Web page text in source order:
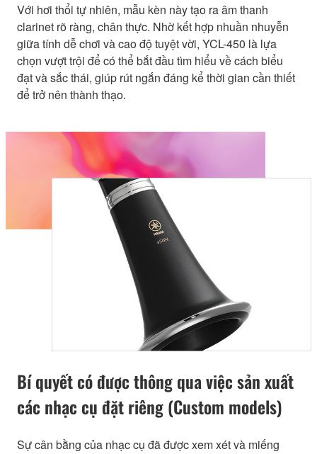
Với hơi thổi tự nhiên, mẫu kèn này tạo ra âm thanh
clarinet rõ ràng, chân thực. Nhờ kết hợp nhuần nhuyễn
giữa tính dễ chơi và cao độ tuyệt vời, YCL-450 là lựa
chọn vượt trội để có thể bắt đầu tìm hiểu về cách biểu
đạt và sắc thái, giúp rút ngắn đáng kể thời gian cần thiết
để trở nên thành thạo.
Bí quyết có được thông qua việc sản xuất
các nhạc cụ đặt riêng (Custom models)
Sự cân bằng của nhạc cụ đã được xem xét và miếng